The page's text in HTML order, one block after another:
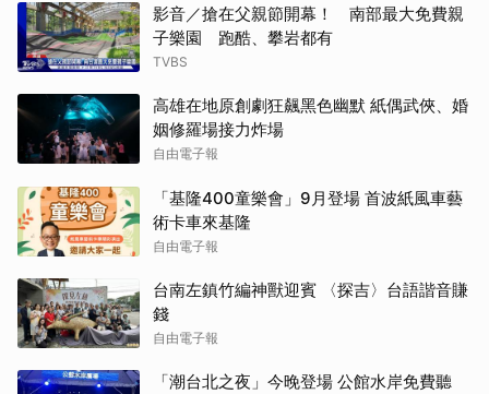
影音／搶在父親節開幕！ 南部最大免費親
子樂園 跑酷、攀岩都有
TVBS
高雄在地原創劇狂飆黑色幽默 紙偶武俠、婚
姻修羅場接力炸場
自由電子報
「基隆400童樂會」9月登場 首波紙風車藝
術卡車來基隆
自由電子報
台南左鎮竹編神獸迎賓 〈探吉〉台語諧音賺
錢
自由電子報
「潮台北之夜」今晚登場 公館水岸免費聽